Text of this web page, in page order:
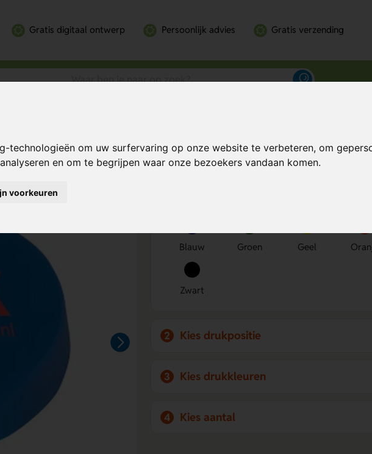
technologieën om uw surfervaring op onze website te verbeteren, om
en om te begrijpen waar onze bezoekers vandaan komen.
voorkeuren
Gratis digitaal ontwerp Persoonlijk advies Gratis verzending
Bereken mijn prijs Al vanaf€ 0,25per
Blauw Groen Geel
Zwart
2 Kies drukpositie
3 Kies drukkleuren
4 Kies aantal